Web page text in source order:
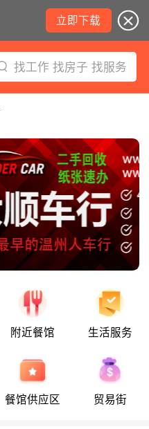
立即下载
找工作 找房子 找服务
附近餐馆 生活服务
餐馆供应区 贸易街
袭！